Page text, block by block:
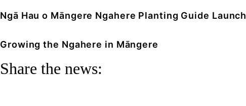
Ngā Hau o Māngere Ngahere Planting Guide Launch
Growing the Ngahere in Māngere
Share the news: